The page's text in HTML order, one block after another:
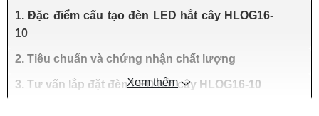
1. Đặc điểm cấu tạo đèn LED hắt cây HLOG16-
10
2. Tiêu chuẩn và chứng nhận chất lượng
3. Tư vấn lắp đặt đèn LED hắt cây HLOG16-10
Xem thêm